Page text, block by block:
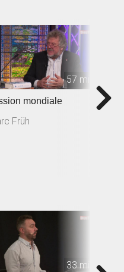
57 min
mondiale
Früh
33 min